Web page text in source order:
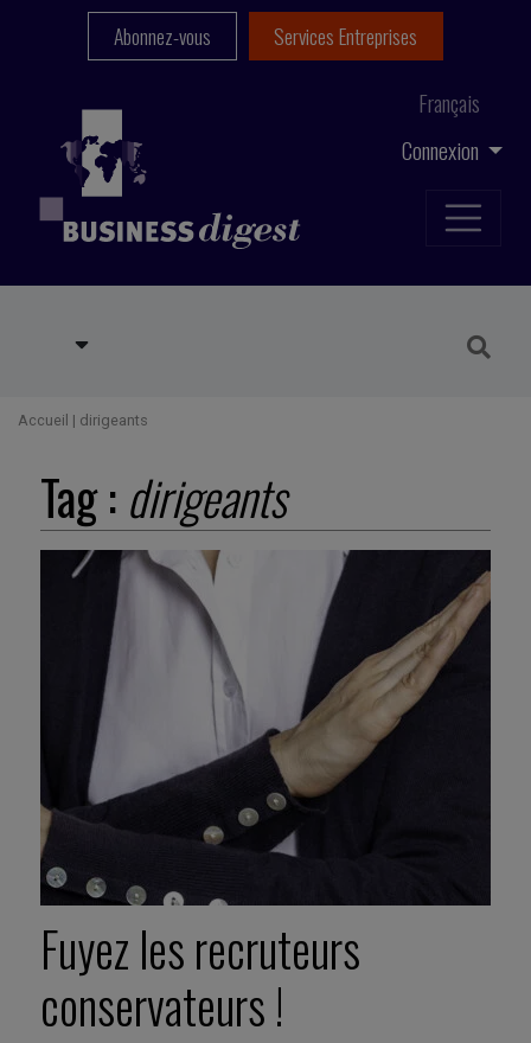
Connexion
Français
Abonnez-vous Services Entreprises
Accueil | dirigeants
Tag : dirigeants
Fuyez les recruteurs
conservateurs !